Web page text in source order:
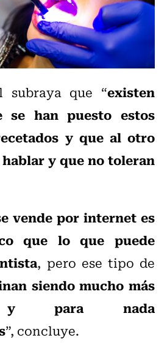
subraya que “existen
se han puesto estos
y que al otro
y que no toleran
vende por internet es
que lo que puede
, pero ese tipo de
siendo mucho más
y para nada
”, concluye.